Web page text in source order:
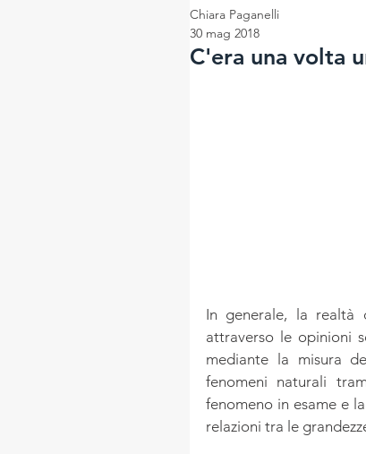
C'era una volta
Chiara Paganelli
30 mag 2018
In generale, la realtà
attraverso le opinioni
mediante la misura
fenomeni naturali
fenomeno in esame e
relazioni tra le